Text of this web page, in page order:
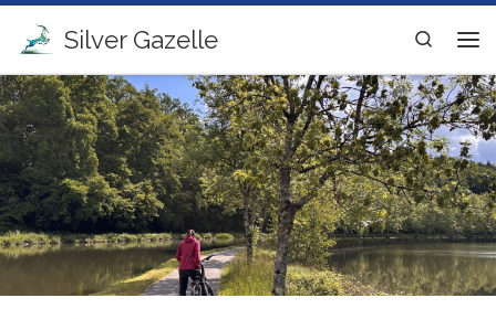
Ga naar inhoud
Silver Gazelle
Search